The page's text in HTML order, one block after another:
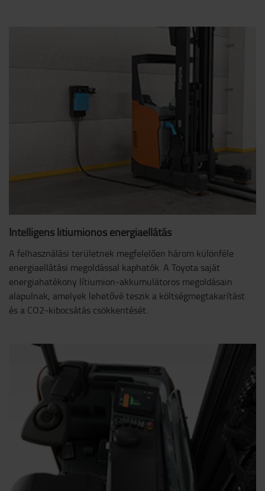
Intelligens lítiumionos energiaellátás
A felhasználási területnek megfelelően három különféle
energiaellátási megoldással kaphatók. A Toyota saját
energiahatékony lítiumion-akkumulátoros megoldásain
alapulnak, amelyek lehetővé teszik a költségmegtakarítást
és a CO2-kibocsátás csökkentését.